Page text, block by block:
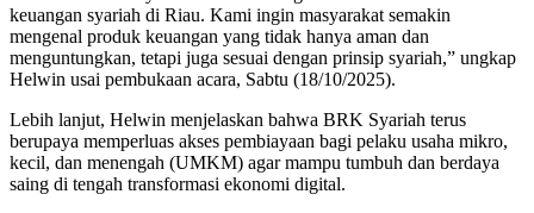
keuangan syariah di Riau. Kami ingin masyarakat semakin
mengenal produk keuangan yang tidak hanya aman dan
menguntungkan, tetapi juga sesuai dengan prinsip syariah,” ungkap
Helwin usai pembukaan acara, Sabtu (18/10/2025).
Lebih lanjut, Helwin menjelaskan bahwa BRK Syariah terus
berupaya memperluas akses pembiayaan bagi pelaku usaha mikro,
kecil, dan menengah (UMKM) agar mampu tumbuh dan berdaya
saing di tengah transformasi ekonomi digital.